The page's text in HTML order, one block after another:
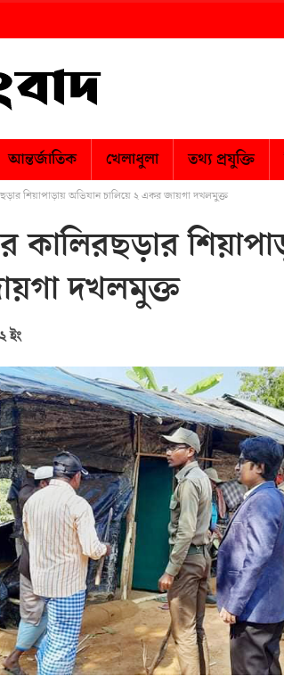
আন্তর্জাতিক খেলাধুলা তথ্য প্রযুক্তি
শিয়াপাড়ায় অভিযান চালিয়ে ২ একর জায়গা দখলমুক্ত
কালিরছড়ার
দখলমুক্ত
ইং